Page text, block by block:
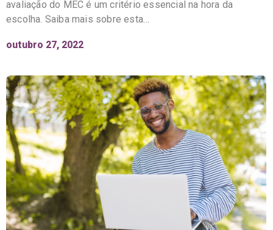
avaliação do MEC é um critério essencial na hora da
escolha. Saiba mais sobre esta…
outubro 27, 2022